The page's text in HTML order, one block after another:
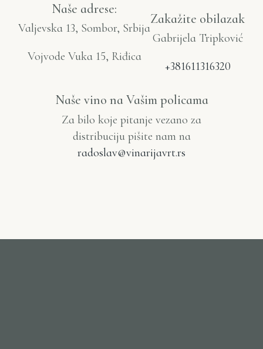
Naše adrese:
Valjevska 13, Sombor, Srbija
Vojvode Vuka 15, Riđica
Zakažite obilazak
Gabrijela Tripković
+381611316320
Naše vino na Vašim policama
Za bilo koje pitanje vezano za
distribuciju pišite nam na
radoslav@vinarijavrt.rs